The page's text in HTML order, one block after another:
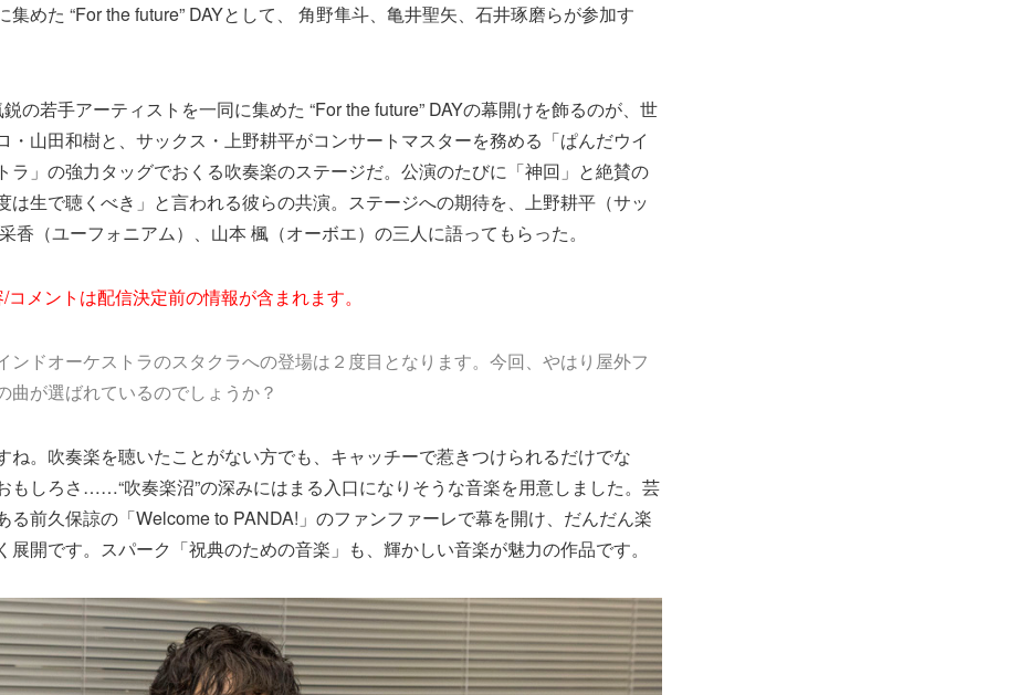
集めた “For the future” DAYとして、 角野隼斗、亀井聖矢、石井琢磨らが参加す
の若手アーティストを一同に集めた “For the future” DAYの幕開けを飾るのが、世
・山田和樹と、サックス・上野耕平がコンサートマスターを務める「ぱんだウイ
ラ」の強力タッグでおくる吹奏楽のステージだ。公演のたびに「神回」と絶賛の
は生で聴くべき」と言われる彼らの共演。ステージへの期待を、上野耕平（サッ
香（ユーフォニアム）、山本 楓（オーボエ）の三人に語ってもらった。
メントは配信決定前の情報が含まれます。
ドオーケストラのスタクラへの登場は２度目となります。今回、やはり屋外フ
曲が選ばれているのでしょうか？
ね。吹奏楽を聴いたことがない方でも、キャッチーで惹きつけられるだけでな
もしろさ……“吹奏楽沼”の深みにはまる入口になりそうな音楽を用意しました。芸
る前久保諒の「Welcome to PANDA!」のファンファーレで幕を開け、だんだん楽
展開です。スパーク「祝典のための音楽」も、輝かしい音楽が魅力の作品です。